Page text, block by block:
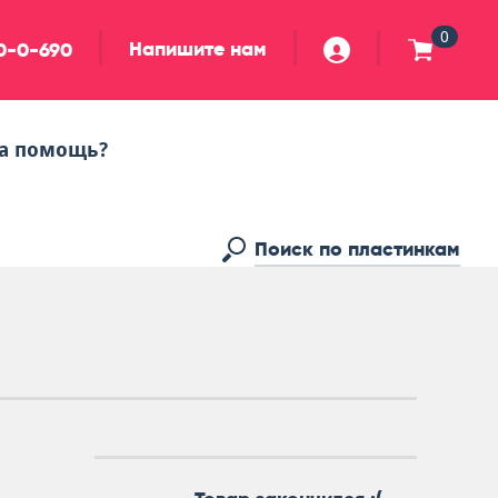
0-690 Напишите нам 0
помощь?